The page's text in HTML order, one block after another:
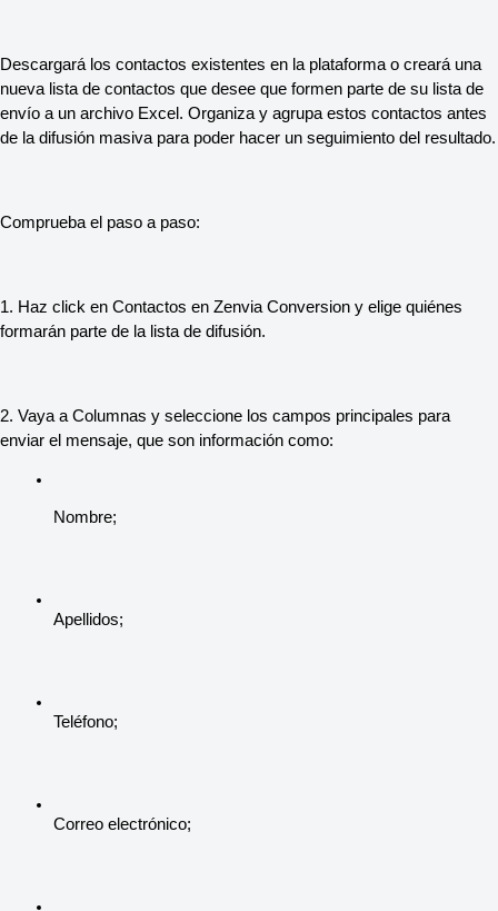
Descargará los contactos existentes en la plataforma o creará una
nueva lista de contactos que desee que formen parte de su lista de
envío a un archivo Excel. Organiza y agrupa estos contactos antes
de la difusión masiva para poder hacer un seguimiento del resultado.
Comprueba el paso a paso:
1. Haz click en Contactos en Zenvia Conversion y elige quiénes
formarán parte de la lista de difusión.
2. Vaya a Columnas y seleccione los campos principales para
enviar el mensaje, que son información como:
Nombre;
Apellidos;
Teléfono;
Correo electrónico;